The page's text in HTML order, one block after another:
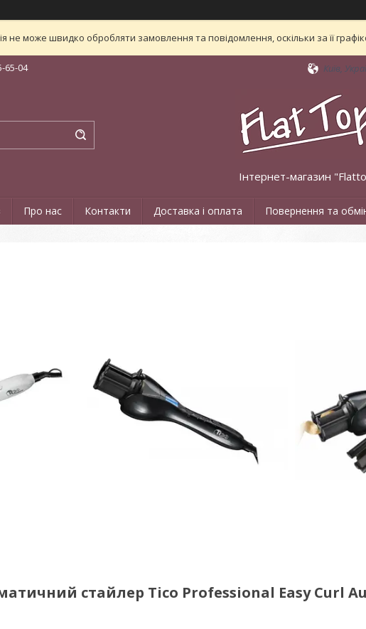
не може швидко обробляти замовлення та повідомлення, оскільки за її
65-04 Київ,
Інтернет-магазин
Про нас Контакти Доставка і оплата Повернення та
стайлер Tico Professional Easy Curl